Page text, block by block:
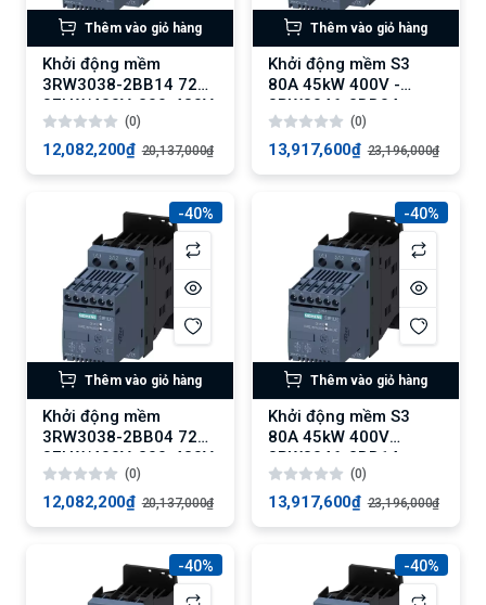
Thêm vào giỏ hàng
Khởi động mềm
3RW3038-2BB14 72A,
37kW/400V, 200-480V
AC
(0)
12,082,200₫ 20,137,000₫
Thêm vào giỏ hàng
Khởi động mềm S3
80A 45kW 400V -
3RW3046-2BB04
(0)
13,917,600₫ 23,196,000₫
-40%
Thêm vào giỏ hàng
Khởi động mềm
3RW3038-2BB04 72A,
37kW/400V, 200-480V
AC
(0)
12,082,200₫ 20,137,000₫
-40%
Thêm vào giỏ hàng
Khởi động mềm S3
80A 45kW 400V
3RW3046-2BB14
(0)
13,917,600₫ 23,196,000₫
-40% -40%